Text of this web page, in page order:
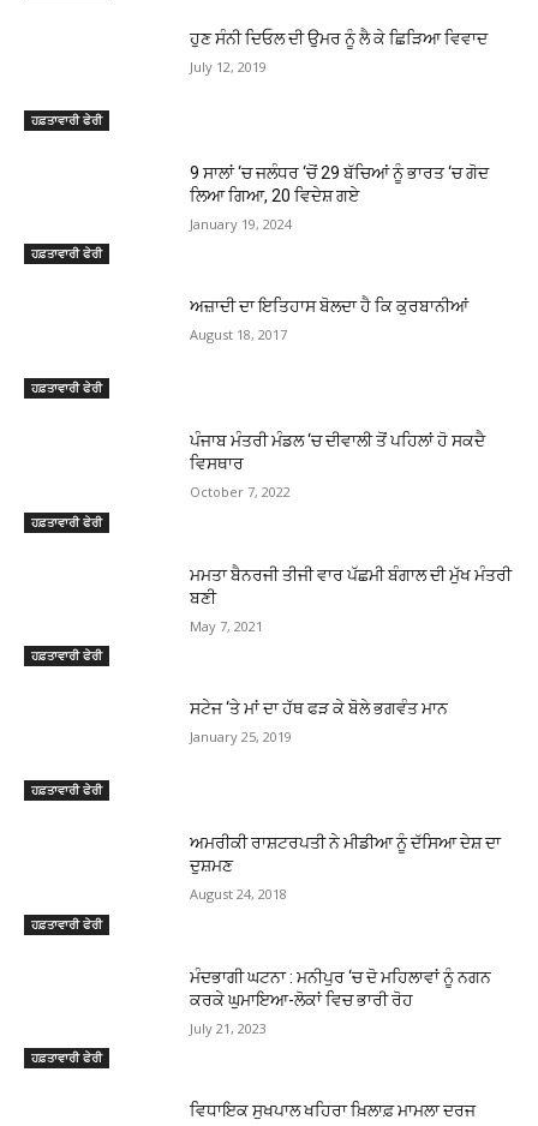
ਹਫ਼ਤਾਵਾਰੀ ਫੇਰੀ
ਹੁਣ ਸੰਨੀ ਦਿਓਲ ਦੀ ਉਮਰ ਨੂੰ ਲੈ ਕੇ ਛਿੜਿਆ ਵਿਵਾਦ
July 12, 2019
ਹਫ਼ਤਾਵਾਰੀ ਫੇਰੀ
9 ਸਾਲਾਂ ‘ਚ ਜਲੰਧਰ ‘ਚੋਂ 29 ਬੱਚਿਆਂ ਨੂੰ ਭਾਰਤ ‘ਚ ਗੋਦ
ਲਿਆ ਗਿਆ, 20 ਵਿਦੇਸ਼ ਗਏ
January 19, 2024
ਹਫ਼ਤਾਵਾਰੀ ਫੇਰੀ
ਅਜ਼ਾਦੀ ਦਾ ਇਤਿਹਾਸ ਬੋਲਦਾ ਹੈ ਕਿ ਕੁਰਬਾਨੀਆਂ
August 18, 2017
ਹਫ਼ਤਾਵਾਰੀ ਫੇਰੀ
ਪੰਜਾਬ ਮੰਤਰੀ ਮੰਡਲ ‘ਚ ਦੀਵਾਲੀ ਤੋਂ ਪਹਿਲਾਂ ਹੋ ਸਕਦੈ
ਵਿਸਥਾਰ
October 7, 2022
ਹਫ਼ਤਾਵਾਰੀ ਫੇਰੀ
ਮਮਤਾ ਬੈਨਰਜੀ ਤੀਜੀ ਵਾਰ ਪੱਛਮੀ ਬੰਗਾਲ ਦੀ ਮੁੱਖ ਮੰਤਰੀ
ਬਣੀ
May 7, 2021
ਹਫ਼ਤਾਵਾਰੀ ਫੇਰੀ
ਸਟੇਜ ‘ਤੇ ਮਾਂ ਦਾ ਹੱਥ ਫੜ ਕੇ ਬੋਲੇ ਭਗਵੰਤ ਮਾਨ
January 25, 2019
ਹਫ਼ਤਾਵਾਰੀ ਫੇਰੀ
ਅਮਰੀਕੀ ਰਾਸ਼ਟਰਪਤੀ ਨੇ ਮੀਡੀਆ ਨੂੰ ਦੱਸਿਆ ਦੇਸ਼ ਦਾ
ਦੁਸ਼ਮਣ
August 24, 2018
ਹਫ਼ਤਾਵਾਰੀ ਫੇਰੀ
ਮੰਦਭਾਗੀ ਘਟਨਾ : ਮਨੀਪੁਰ ‘ਚ ਦੋ ਮਹਿਲਾਵਾਂ ਨੂੰ ਨਗਨ
ਕਰਕੇ ਘੁਮਾਇਆ-ਲੋਕਾਂ ਵਿਚ ਭਾਰੀ ਰੋਹ
July 21, 2023
ਵਿਧਾਇਕ ਸੁਖਪਾਲ ਖਹਿਰਾ ਖ਼ਿਲਾਫ਼ ਮਾਮਲਾ ਦਰਜ